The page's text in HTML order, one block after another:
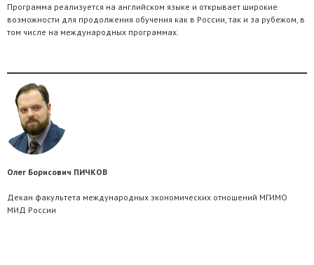
Программа реализуется на английском языке и открывает широкие
возможности для продолжения обучения как в России, так и за рубежом, в
том числе на международных программах.
Олег Борисович ПИЧКОВ
Декан факультета международных экономических отношений МГИМО
МИД России